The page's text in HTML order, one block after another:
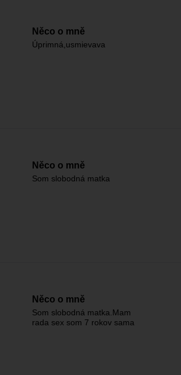
Něco o mně
Úprimná,usmievava
Něco o mně
Som slobodná matka
Něco o mně
Som slobodná matka.Mam
rada sex som 7 rokov sama